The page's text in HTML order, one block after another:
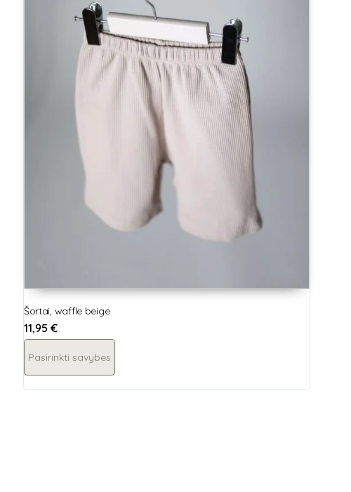
Šortai, waffle beige
11,95 €
Pasirinkti savybes